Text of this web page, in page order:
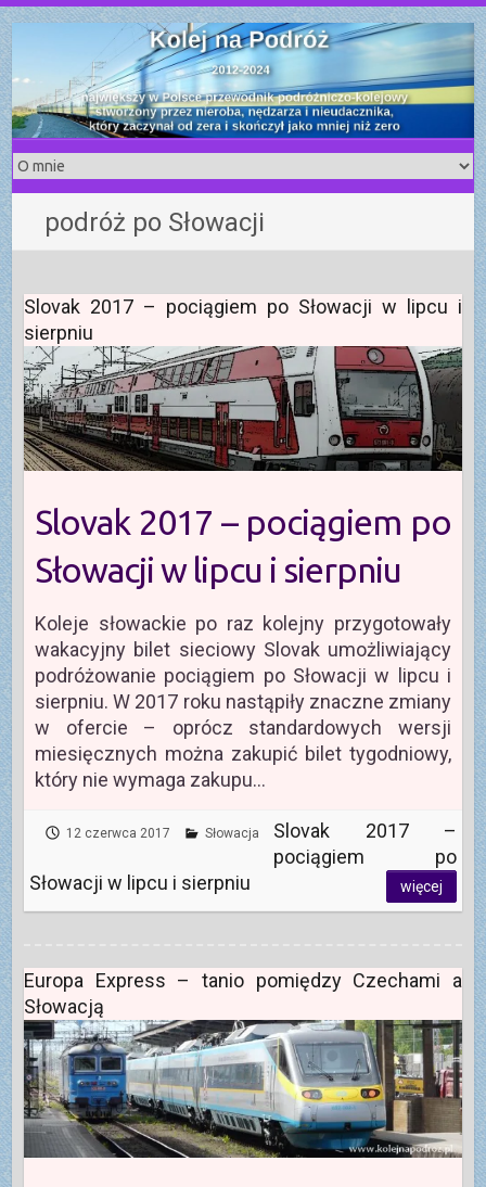
S
k
i
p
t
o
c
o
n
t
e
n
t
podróż po Słowacji
Slovak 2017 – pociągiem po Słowacji w lipcu i
sierpniu
Slovak 2017 – pociągiem po
Słowacji w lipcu i sierpniu
Koleje słowackie po raz kolejny przygotowały
wakacyjny bilet sieciowy Slovak umożliwiający
podróżowanie pociągiem po Słowacji w lipcu i
sierpniu. W 2017 roku nastąpiły znaczne zmiany
w ofercie – oprócz standardowych wersji
miesięcznych można zakupić bilet tygodniowy,
który nie wymaga zakupu…
12 czerwca 2017 Słowacja
Slovak 2017 –
pociągiem po
Słowacji w lipcu i sierpniu
więcej
Europa Express – tanio pomiędzy Czechami a
Słowacją